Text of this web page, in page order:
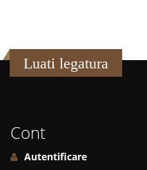
Luati legatura
Cont
Autentificare